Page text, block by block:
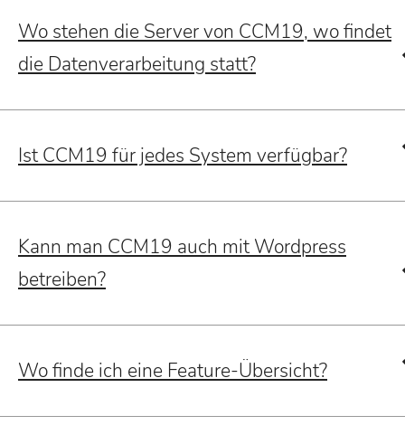
Wo stehen die Server von CCM19, wo findet
die Datenverarbeitung statt?
Ist CCM19 für jedes System verfügbar?
Kann man CCM19 auch mit Wordpress
betreiben?
Wo finde ich eine Feature-Übersicht?